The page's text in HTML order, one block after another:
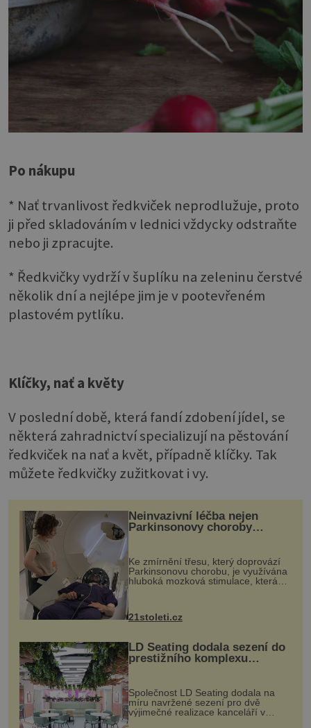
Po nákupu
* Nať trvanlivost ředkviček neprodlužuje, proto
ji před skladováním v lednici vždycky odstraňte
nebo ji zpracujte.
* Ředkvičky vydrží v šuplíku na zeleninu čerstvé
několik dní a nejlépe jim je v pootevřeném
plastovém pytlíku.
Klíčky, nať a květy
V poslední době, která fandí zdobení jídel, se
některá zahradnictví specializují na pěstování
ředkviček na nať a květ, případně klíčky. Tak
můžete ředkvičky zužitkovat i vy.
Neinvazivní léčba nejen
Parkinsonovy choroby
Ke zmírnění třesu, který doprovází
Parkinsonovu chorobu, je využívána
hluboká mozková stimulace, která
však vyžaduje vysoce invazivní
k dostatečně přesnému zacílení ...
21stoleti.cz
LD Seating dodala sezení do
prestižního komplexu
MediaCityUK v Salfordu
Společnost LD Seating dodala na
míru navržené sezení pro dvě
výjimečné realizace kanceláří v
areálu MediaCityUK v anglickém